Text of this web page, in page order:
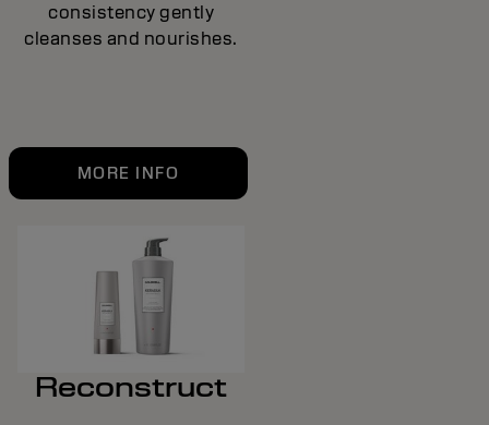
consistency gently
cleanses and nourishes.
MORE INFO
Reconstruct